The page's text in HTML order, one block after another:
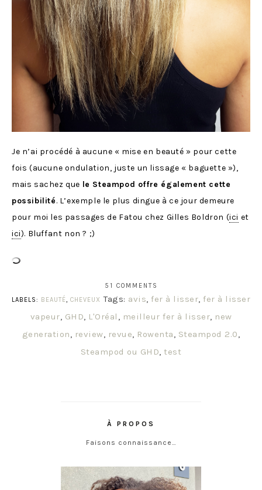
Je n’ai procédé à aucune « mise en beauté » pour cette
fois (aucune ondulation, juste un lissage « baguette »),
mais sachez que le Steampod offre également cette
possibilité. L’exemple le plus dingue à ce jour demeure
pour moi les passages de Fatou chez Gilles Boldron (ici et
ici). Bluffant non ? ;)
51 COMMENTS
LABELS:
BEAUTÉ, CHEVEUX Tags: avis, fer à lisser, fer à lisser
vapeur, GHD, L'Oréal , meilleur fer à lisser, new
generation, review, revue, Rowenta, Steampod 2.0,
Steampod ou GHD,test
À PROPOS
Faisons connaissance…